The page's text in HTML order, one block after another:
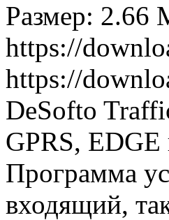
Размер: 2.66
https://
https://
DeSofto
GPRS,
Программа
входящий,